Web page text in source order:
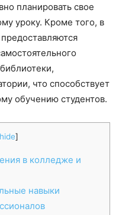
планировать свое
уроку. Кроме того, в
что способствует
обучению студентов.
]
в колледже и
навыки